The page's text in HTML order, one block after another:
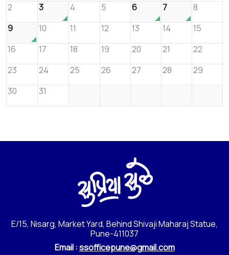
2
3 4 5 6 7
8
9
10 11 12 13 14
15
16
17 18 19 20 21
22
23
24 25 26 27 28
29
30
31
E/15, Nisarg, Market Yard, Behind Shivaji Maharaj Statue,
Pune-411037
Email :ssofficepune@gmail.com